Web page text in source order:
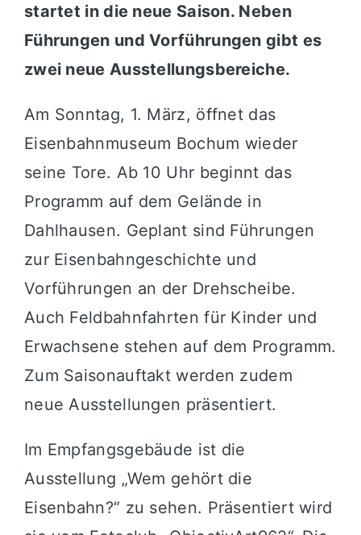
startet in die neue Saison. Neben
Führungen und Vorführungen gibt es
zwei neue Ausstellungsbereiche.
Am Sonntag, 1. März, öffnet das
Eisenbahnmuseum Bochum wieder
seine Tore. Ab 10 Uhr beginnt das
Programm auf dem Gelände in
Dahlhausen. Geplant sind Führungen
zur Eisenbahngeschichte und
Vorführungen an der Drehscheibe.
Auch Feldbahnfahrten für Kinder und
Erwachsene stehen auf dem Programm.
Zum Saisonauftakt werden zudem
neue Ausstellungen präsentiert.
Im Empfangsgebäude ist die
Ausstellung „Wem gehört die
Eisenbahn?“ zu sehen. Präsentiert wird